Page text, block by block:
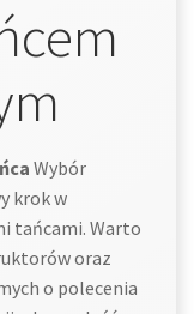
Wybór
krok w
tańcami. Warto
oraz
o polecenia